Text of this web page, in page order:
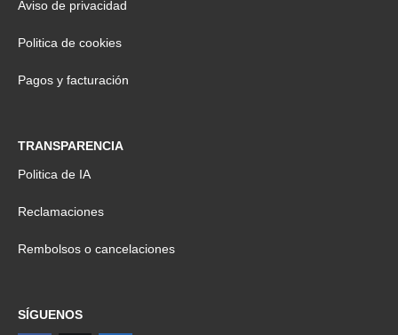
Aviso de privacidad
Politica de cookies
Pagos y facturación
TRANSPARENCIA
Politica de IA
Reclamaciones
Rembolsos o cancelaciones
SÍGUENOS